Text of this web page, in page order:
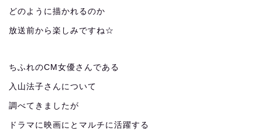
どのように描かれるのか
放送前から楽しみですね☆
ちふれのCM女優さんである
入山法子さんについて
調べてきましたが
ドラマに映画にとマルチに活躍する